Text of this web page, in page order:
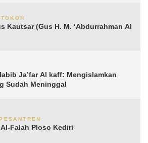
Kautsar (Gus H. M. ‘Abdurrahman Al
Ja’far Al kaff: Mengislamkan
Sudah Meninggal
Falah Ploso Kediri